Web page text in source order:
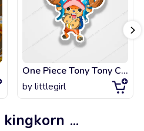
One Piece Tony Tony Chopper
by littlegirl
kingkorn ...